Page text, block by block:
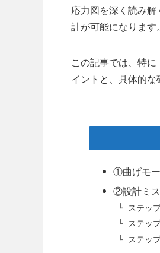
応力図を深く読み
計が可能になります
この記事では、特
イントと、具体的な
①曲げモー
②設計ミス
ステッ
ステッ
ステッ